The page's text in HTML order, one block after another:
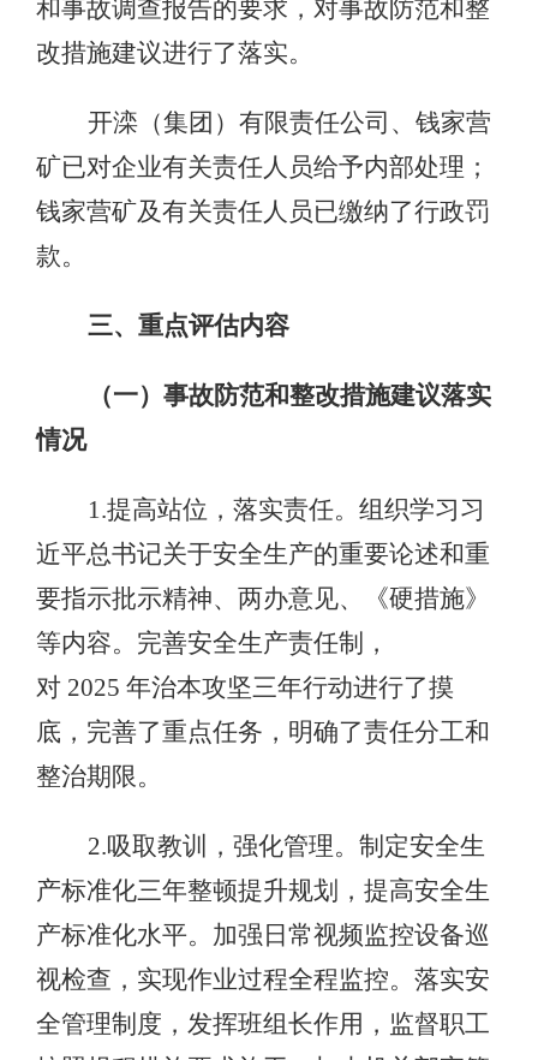
和事故调查报告的要求，对事故防范和整
改措施建议进行了落实。
开滦（集团）有限责任公司、钱家营
矿已对企业有关责任人员给予内部处理；
钱家营矿及有关责任人员已缴纳了行政罚
款。
三、重点评估内容
（一）事故防范和整改措施建议落实
情况
1.提高站位，落实责任。组织学习习
近平总书记关于安全生产的重要论述和重
要指示批示精神、两办意见、《硬措施》
等内容。完善安全生产责任制，
对 2025 年治本攻坚三年行动进行了摸
底，完善了重点任务，明确了责任分工和
整治期限。
2.吸取教训，强化管理。制定安全生
产标准化三年整顿提升规划，提高安全生
产标准化水平。加强日常视频监控设备巡
视检查，实现作业过程全程监控。落实安
全管理制度，发挥班组长作用，监督职工